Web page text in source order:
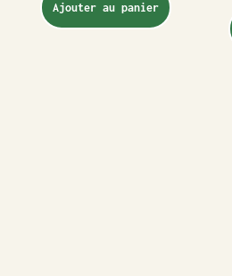
Ajouter au panier